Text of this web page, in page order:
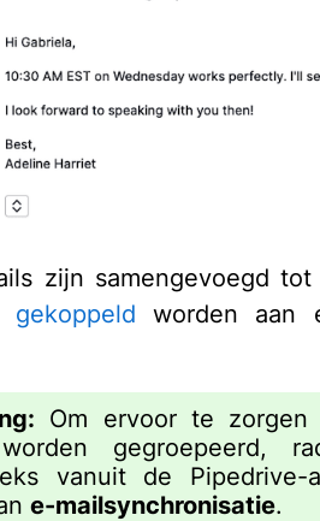
zijn samengevoegd
gekoppeld worden aan
Om ervoor te zorgen
gegroepeerd,
vanuit de
e-mailsynchronisatie.